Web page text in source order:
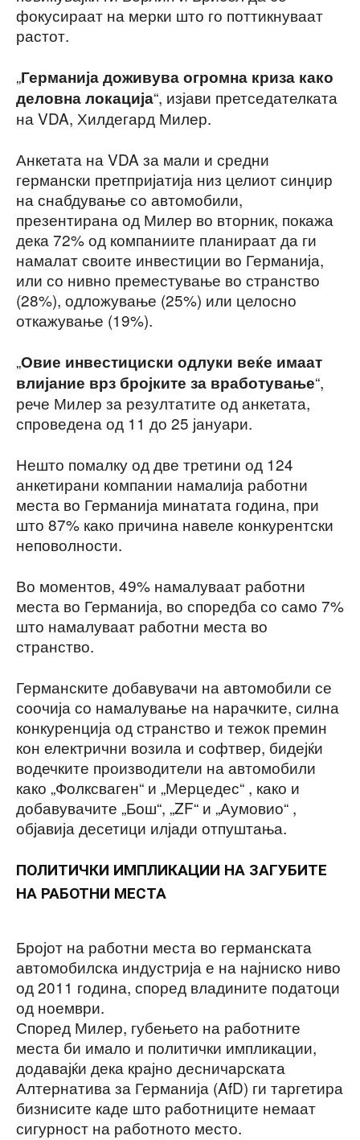
фокусираат на мерки што го поттикнуваат
растот.
„Германија доживува огромна криза како
деловна локација“, изјави претседателката
на VDA, Хилдегард Милер.
Анкетата на VDA за мали и средни
германски претпријатија низ целиот синџир
на снабдување со автомобили,
презентирана од Милер во вторник, покажа
дека 72% од компаниите планираат да ги
намалат своите инвестиции во Германија,
или со нивно преместување во странство
(28%), одложување (25%) или целосно
откажување (19%).
„Овие инвестициски одлуки веќе имаат
влијание врз бројките за вработување“,
рече Милер за резултатите од анкетата,
спроведена од 11 до 25 јануари.
Нешто помалку од две третини од 124
анкетирани компании намалија работни
места во Германија минатата година, при
што 87% како причина навеле конкурентски
неповолности.
Во моментов, 49% намалуваат работни
места во Германија, во споредба со само 7%
што намалуваат работни места во
странство.
Германските добавувачи на автомобили се
соочија со намалување на нарачките, силна
конкуренција од странство и тежок премин
кон електрични возила и софтвер, бидејќи
водечките производители на автомобили
како „Фолксваген“ и „Мерцедес“ , како и
добавувачите „Бош“, „ZF“ и „Аумовио“ ,
објавија десетици илјади отпуштања.
ПОЛИТИЧКИ ИМПЛИКАЦИИ НА ЗАГУБИТЕ
НА РАБОТНИ МЕСТА
Бројот на работни места во германската
автомобилска индустрија е на најниско ниво
од 2011 година, според владините податоци
од ноември.
Според Милер, губењето на работните
места би имало и политички импликации,
додавајќи дека крајно десничарската
Алтернатива за Германија (AfD) ги таргетира
бизнисите каде што работниците немаат
сигурност на работното место.